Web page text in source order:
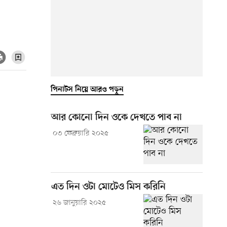
পিনাটস নিয়ে আরও পড়ুন
আর কোনো দিন ওকে দেখতে পাব না
০৩ ফেব্রুয়ারি ২০২৫
এত দিন ওটা মোটেও মিস করিনি
২৬ জানুয়ারি ২০২৫